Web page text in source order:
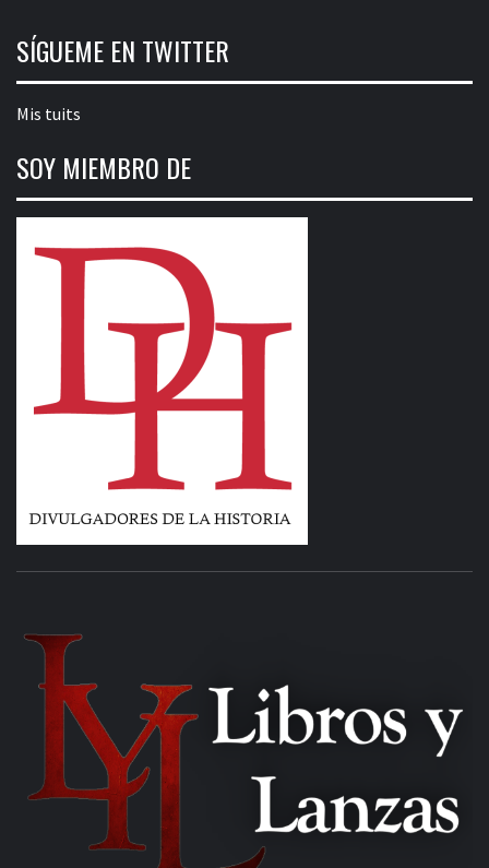
SÍGUEME EN TWITTER
Mis tuits
SOY MIEMBRO DE